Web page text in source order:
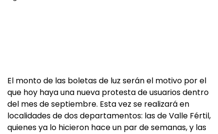
El monto de las boletas de luz serán el motivo por el
que hoy haya una nueva protesta de usuarios dentro
del mes de septiembre. Esta vez se realizará en
localidades de dos departamentos: las de Valle Fértil,
quienes ya lo hicieron hace un par de semanas, y las